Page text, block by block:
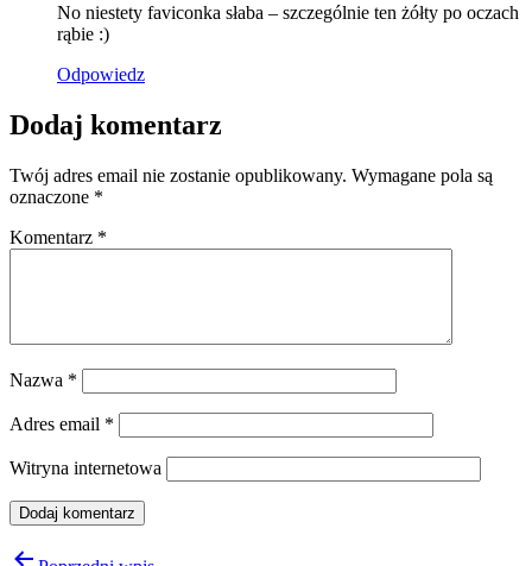
No niestety faviconka słaba – szczególnie ten żółty po oczach
rąbie :)
Odpowiedz
Dodaj komentarz
Twój adres email nie zostanie opublikowany. Wymagane pola są
oznaczone *
Komentarz *
Nazwa *
Adres email *
Witryna internetowa
Nawigacja